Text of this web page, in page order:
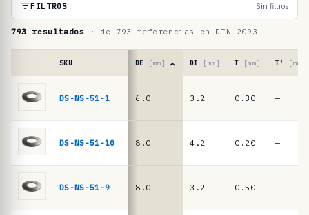
l
a
e
e
FILTROS Sin filtros
793 resultados · de 793 referencias en DIN 2093
muelles
platillo
2093
SKU DE [mm] DI [mm] T [mm] T′ [mm]
DS-NS-51-1 6.0 3.2 0.30 —
DS-NS-51-10 8.0 4.2 0.20 —
DS-NS-51-9 8.0 3.2 0.50 —